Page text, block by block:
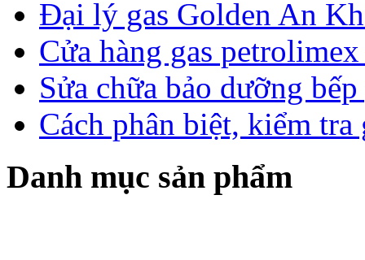
Đại lý gas Golden An
Cửa hàng gas
Sửa chữa bảo dưỡng
Cách phân biệt, kiểm
Danh mục sản phẩm